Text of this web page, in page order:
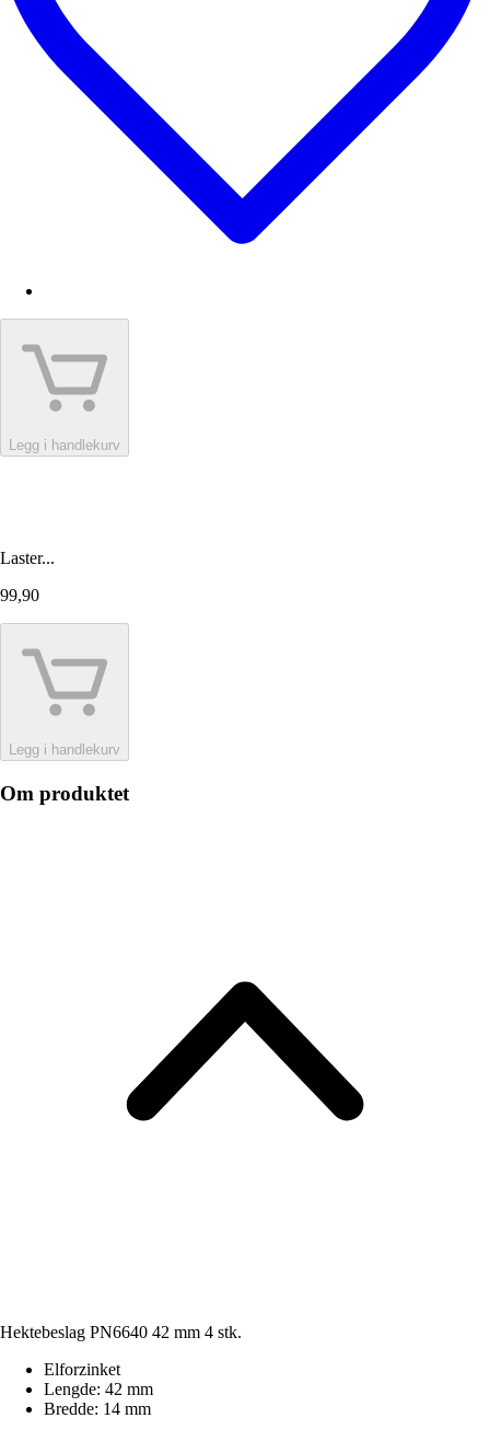
Legg i handlekurv
Laster...
99,90
Legg i handlekurv
Om produktet
Hektebeslag PN6640 42 mm 4 stk.
Elforzinket
Lengde: 42 mm
Bredde: 14 mm